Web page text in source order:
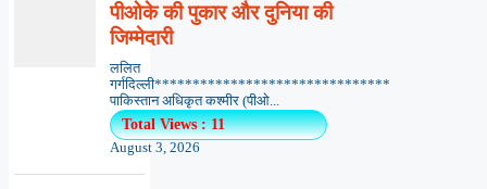
पीओके की पुकार और दुनिया की
जिम्मेदारी
ललित
गर्गदिल्ली*******************************
पाकिस्तान अधिकृत कश्मीर (पीओ...
Total Views : 11
August 3, 2026